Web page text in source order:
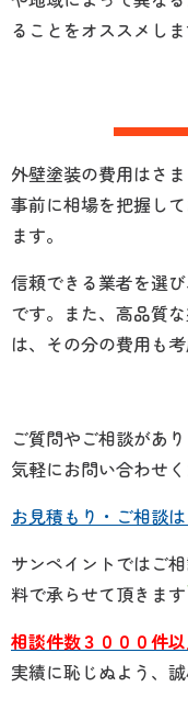
ることをオススメしま
外壁塗装の費用はさ
事前に相場を把握し
ます。
信頼できる業者を選
です。また、高品質
は、その分の費用も
ご質問やご相談があり
気軽にお問い合わせ
お見積もり・ご相談
サンペイントではご
料で承らせて頂きます
相談件数３０００件
実績に恥じぬよう、